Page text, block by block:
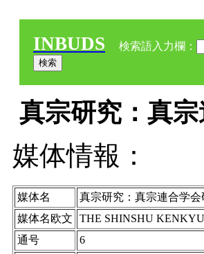
INBUDS 検索語入力欄：
真宗研究：真
媒体情報：
媒体名
真宗研究：真宗連合学会
媒体名欧文
THE SHINSHU
通号
6